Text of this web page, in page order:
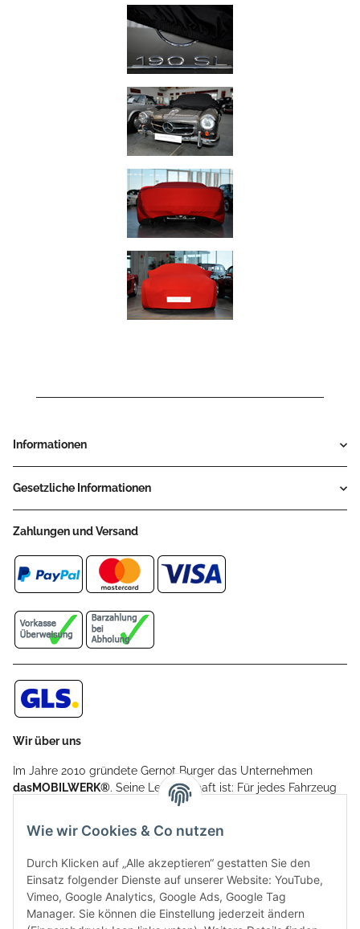
Informationen
Gesetzliche Informationen
Zahlungen und Versand
Wir über uns
Im Jahre 2010 gründete Gernot Burger das Unternehmen
dasMOBILWERK®. Seine Leidenschaft ist: Für jedes Fahrzeug
ein Car Cover anzubieten - passgenau und individuell.
Aufgrund der vielen positiven Kundenrückmeldungen kamen
weitere Produkte, wie Reifenschuhe, Hardtopständer hinzu.
Seine Reifenschoner werden in Deutschland produziert und
sind mit hochwertigen Techniken und Materialien gefertigt.
dasMOBILWERK® ist seit der Gründung ein
Familienunternehmen, welches sich seit 2010 auf
Wie wir Cookies & Co nutzen
Durch Klicken auf „Alle akzeptieren“ gestatten Sie den
Einsatz folgender Dienste auf unserer Website: YouTube,
Vimeo, Google Analytics, Google Ads, Google Tag
Manager. Sie können die Einstellung jederzeit ändern